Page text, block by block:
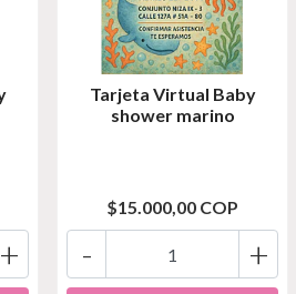
+
Tarjeta Virtual Baby
shower marino
$15.000,00 COP
+
-